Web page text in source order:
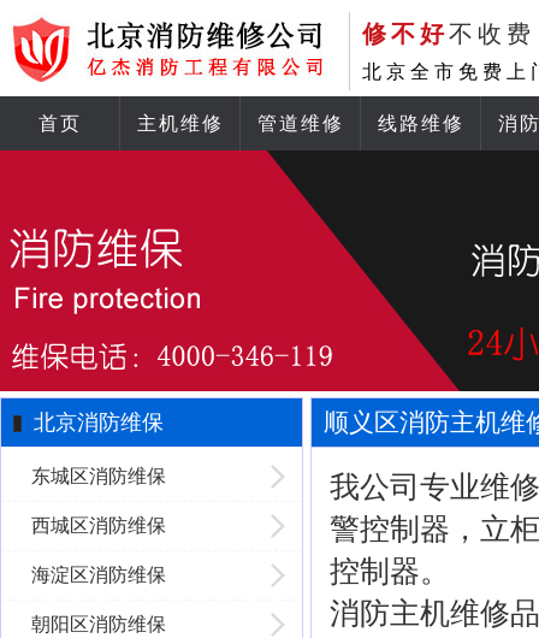
修不好不收费
北京全市免费上
首页 主机维修 管道维修 线路维修 消
北京消防维保
东城区消防维保
西城区消防维保
海淀区消防维保
朝阳区消防维保
顺义区消防主机维
我公司专业维
警控制器，立
控制器。
消防主机维修